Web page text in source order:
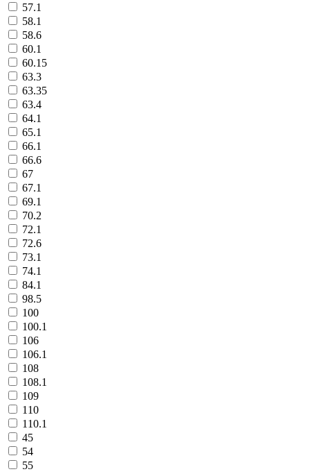
57.1
58.1
58.6
60.1
60.15
63.3
63.35
63.4
64.1
65.1
66.1
66.6
67
67.1
69.1
70.2
72.1
72.6
73.1
74.1
84.1
98.5
100
100.1
106
106.1
108
108.1
109
110
110.1
45
54
55